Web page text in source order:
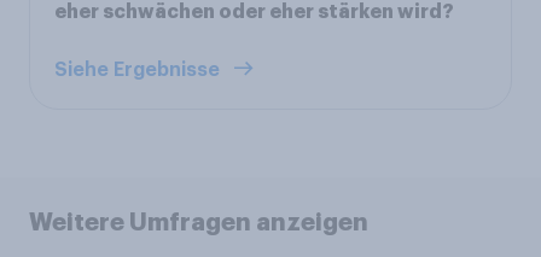
eher schwächen oder eher stärken wird?
Siehe Ergebnisse
Weitere Umfragen anzeigen